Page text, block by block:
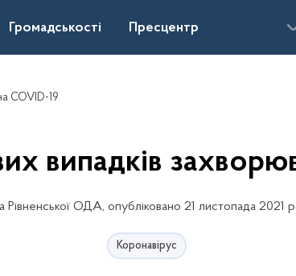
Громадськості Пресцентр
COVID-19
випадків
Рівненської ОДА, опубліковано 21 листопада 2021
Коронавірус